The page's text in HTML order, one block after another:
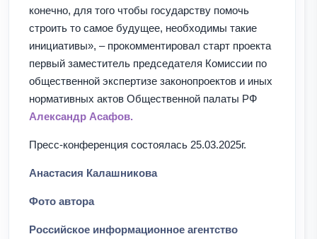
конечно, для того чтобы государству помочь
строить то самое будущее, необходимы такие
инициативы», – прокомментировал старт проекта
первый заместитель председателя Комиссии по
общественной экспертизе законопроектов и иных
нормативных актов Общественной палаты РФ
Александр Асафов.
Пресс-конференция состоялась 25.03.2025г.
Анастасия Калашникова
Фото автора
Российское информационное агентство